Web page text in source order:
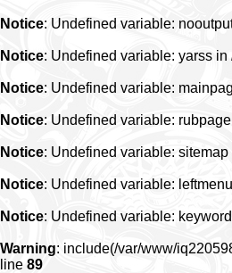
Notice: Undefined variable:
Notice: Undefined variable: yarss in
Notice: Undefined variable:
Notice: Undefined variable:
Notice: Undefined variable: sitemap
Notice: Undefined variable:
Notice: Undefined variable:
Warning: include(/var/www/
line 89